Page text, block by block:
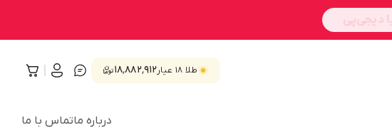
طلا ۱۸ عیار ۱۸٬۸۸۲٬۹۱۲
درباره ماتماس با ما